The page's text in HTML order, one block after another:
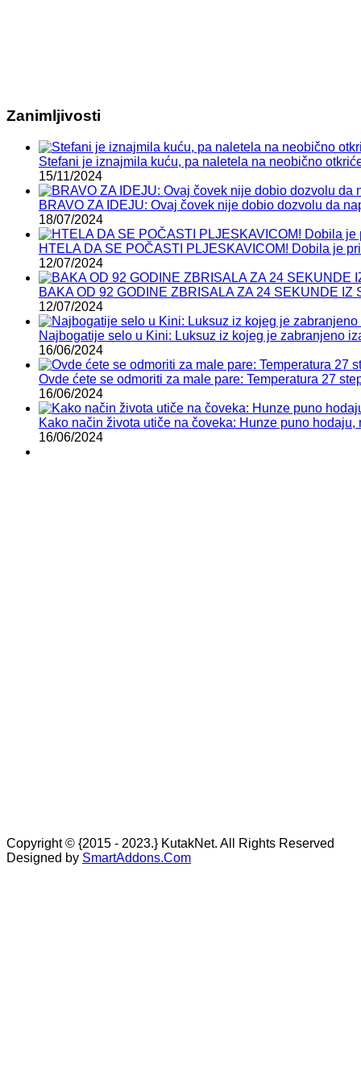
Zanimljivosti
Stefani je iznajmila kuću, pa naletela na neobično
15/11/2024
BRAVO ZA IDEJU: Ovaj čovek nije dobio dozvolu da
18/07/2024
HTELA DA SE POČASTI PLJESKAVICOM! Dobila je
12/07/2024
BAKA OD 92 GODINE ZBRISALA ZA 24 SEKUNDE
12/07/2024
Najbogatije selo u Kini: Luksuz iz kojeg je zabranjeno
16/06/2024
Ovde ćete se odmoriti za male pare: Temperatura 27
16/06/2024
Kako način života utiče na čoveka: Hunze puno
16/06/2024
Copyright © {2015 - 2023.} KutakNet. All Rights Reserved
Designed by SmartAddons.Com